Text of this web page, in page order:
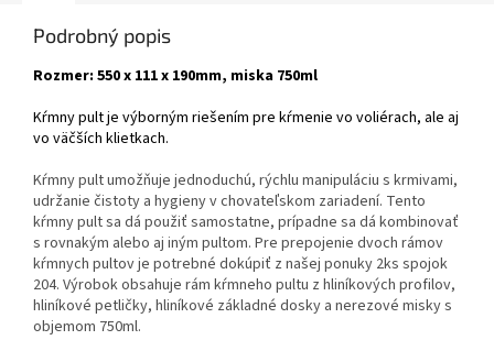
Podrobný popis
Rozmer: 550 x 111 x 190mm, miska 750ml
Kŕmny pult je výborným riešením pre kŕmenie vo voliérach, ale aj
vo väčších klietkach.
Kŕmny pult umožňuje jednoduchú, rýchlu manipuláciu s krmivami,
udržanie čistoty a hygieny v chovateľskom zariadení. Tento
kŕmny pult sa dá použiť samostatne, prípadne sa dá kombinovať
s rovnakým alebo aj iným pultom. Pre prepojenie dvoch rámov
kŕmnych pultov je potrebné dokúpiť z našej ponuky 2ks spojok
204. Výrobok obsahuje rám kŕmneho pultu z hliníkových profilov,
hliníkové petličky, hliníkové základné dosky a nerezové misky s
objemom 750ml.